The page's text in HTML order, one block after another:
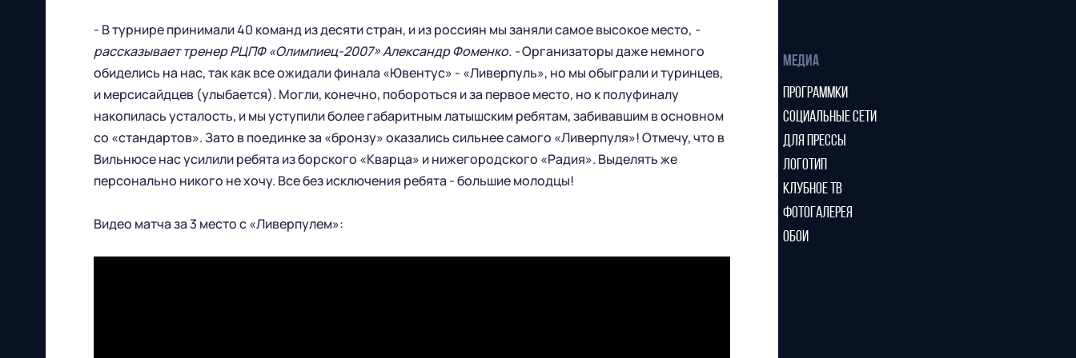
- В турнире принимали 40 команд из десяти стран, и из россиян мы заняли самое высокое место, -
рассказывает тренер РЦПФ «Олимпиец-2007» Александр Фоменко. -Организаторы даже немного
обиделись на нас, так как все ожидали финала «Ювентус» - «Ливерпуль», но мы обыграли и туринцев,
и мерсисайдцев (улыбается). Могли, конечно, побороться и за первое место, но к полуфиналу
накопилась усталость, и мы уступили более габаритным латышским ребятам, забивавшим в основном
со «стандартов». Зато в поединке за «бронзу» оказались сильнее самого «Ливерпуля»! Отмечу, что в
Вильнюсе нас усилили ребята из борского «Кварца» и нижегородского «Радия». Выделять же
персонально никого не хочу. Все без исключения ребята - большие молодцы!
Видео матча за 3 место с «Ливерпулем»:
Футбольный клуб
"Нижний Новгород" 2026
Все права защищены
ГЛАВНАЯ
НОВОСТИ
СТАДИОН
МАГАЗИН
СТАРЫЙ САЙТ
СЕЗОН
КАЛЕНДАРЬ
СТАТИСТИКА
ТАБЛИЦА
КОНТАКТЫ
МЕДИА
ПРОГРАММКИ
СОЦИАЛЬНЫЕ СЕТИ
ДЛЯ ПРЕССЫ
ЛОГОТИП
КЛУБНОЕ ТВ
ФОТОГАЛЕРЕЯ
ОБОИ